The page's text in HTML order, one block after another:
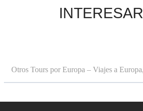
Otros Tours por Europa – Viajes a